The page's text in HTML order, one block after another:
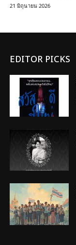
21 มิถุนายน 2026
EDITOR PICKS